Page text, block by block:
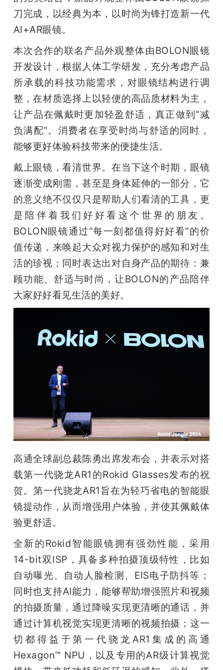
刀完成，以经典为本，以时尚为锋打造新一代
AI+AR眼镜。
本次合作的联名产品外观整体由BOLON眼镜
开发设计，根据人体工学研发，充分考虑产品
所承载的科技功能需求，对眼镜结构进行调
整，在材质选择上以轻便的高品质材料为主，
让产品在佩戴时更加轻盈舒适，真正做到“减
负满配”。消费者在享受时尚与舒适的同时，
能够更好体验科技带来的便捷生活。
戴上眼镜，看清世界。在当下这个时期，眼镜
逐渐变成刚需，甚至是身体延伸的一部分，它
的意义绝不仅仅只是帮助人们看清的工具，更
是陪伴着我们好好看这个世界的朋友。
BOLON眼镜通过“每一刻都值得好好看”的价
值传递，来唤起大众对视力保护的感知和对生
活的珍视；同时表达出对自身产品的期待：兼
顾功能、舒适与时尚，让BOLON的产品陪伴
大家好好看见生活的美好。
高通全球副总裁陈勇出席发布会，并表示对搭
载第一代骁龙AR1的Rokid Glasses发布的祝
贺。第一代骁龙AR1旨在为轻巧省电的智能眼
镜提动作，从而增强用户体验，并使其佩戴体
验更舒适。
全新的Rokid智能眼镜拥有强劲性能，采用
14-bit双ISP，具备多种拍摄顶级特性，比如
自动曝光、自动人脸检测、EIS电子防抖等；
同时也支持AI能力，能够帮助增强照片和视频
的拍摄质量，通过降噪实现更清晰的通话，并
通过计算机视觉实现更清晰的视频拍摄；这一
切都得益于第一代骁龙AR1集成的高通
Hexagon™️ NPU，以及专用的AR级计算视觉